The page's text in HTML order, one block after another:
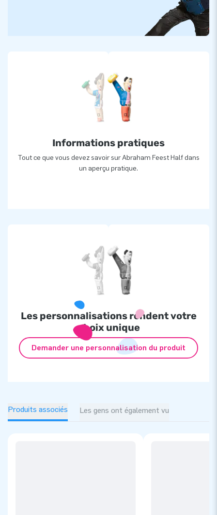
Informations pratiques
Tout ce que vous devez savoir sur Abraham Feest Half dans
un aperçu pratique.
Les personnalisations rendent votre
choix unique
Demander une personnalisation du produit
Produits associés Les gens ont également vu